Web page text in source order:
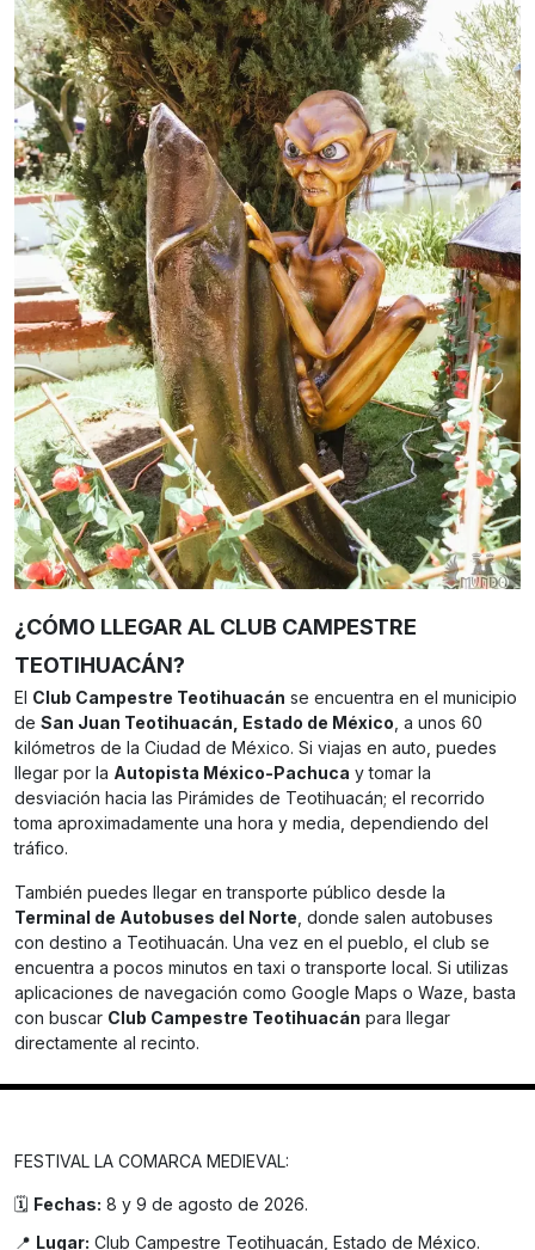
¿CÓMO LLEGAR AL CLUB CAMPESTRE
TEOTIHUACÁN?
El Club Campestre Teotihuacán se encuentra en el municipio
de San Juan Teotihuacán, Estado de México , a unos 60
kilómetros de la Ciudad de México. Si viajas en auto, puedes
llegar por la Autopista México-Pachuca y tomar la
desviación hacia las Pirámides de Teotihuacán; el recorrido
toma aproximadamente una hora y media, dependiendo del
tráfico.
También puedes llegar en transporte público desde la
Terminal de Autobuses del Norte , donde salen autobuses
con destino a Teotihuacán. Una vez en el pueblo, el club se
encuentra a pocos minutos en taxi o transporte local. Si utilizas
aplicaciones de navegación como Google Maps o Waze, basta
con buscar Club Campestre Teotihuacán para llegar
directamente al recinto.
FESTIVAL LA COMARCA MEDIEVAL:
🗓️ Fechas: 8 y 9 de agosto de 2026.
📍 Lugar: Club Campestre Teotihuacán, Estado de México.